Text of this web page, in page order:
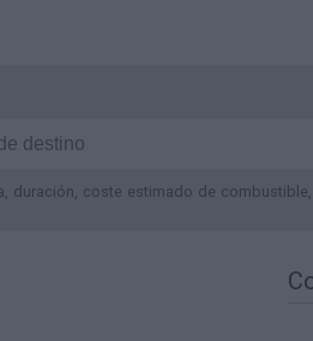
coste estimado de